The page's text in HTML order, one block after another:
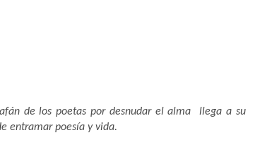
de los poetas por desnudar el alma llega a su
entramar poesía y vida.